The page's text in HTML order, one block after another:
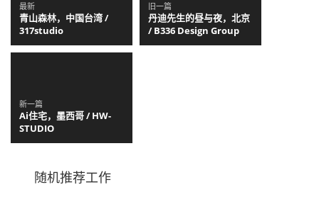
最新
青山森林，中国台湾 /
317studio
旧一篇
丹迪先生的昼与夜，北京
/ B336 Design Group
新一篇
Ai住宅，墨西哥 / HW-
STUDIO
随机推荐工作